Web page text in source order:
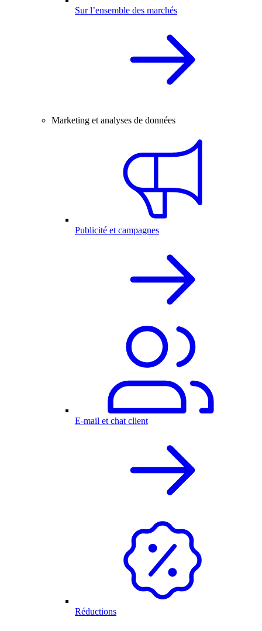
Sur l’ensemble des marchés
Marketing et analyses de données
Publicité et campagnes
E-mail et chat client
Réductions